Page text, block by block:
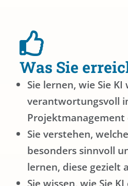
Was Sie
Sie lernen, wie Sie
verantwortungsvoll
Projektmanagement
Sie verstehen,
besonders sinnvoll
lernen, diese gezielt